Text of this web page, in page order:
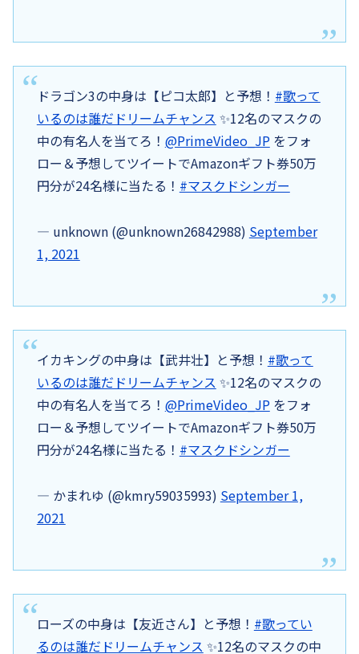
ドラゴン3の中身は【ピコ太郎】と予想！ #歌って
いるのは誰だドリームチャンス ✨12名のマスクの
中の有名人を当てろ！ @PrimeVideo_JPをフォ
ロー＆予想してツイートでAmazonギフト券50万
円分が24名様に当たる！ #マスクドシンガー
— unknown (@unknown26842988) September
1, 2021
イカキングの中身は【武井壮】と予想！ #歌って
いるのは誰だドリームチャンス ✨12名のマスクの
中の有名人を当てろ！ @PrimeVideo_JPをフォ
ロー＆予想してツイートでAmazonギフト券50万
円分が24名様に当たる！ #マスクドシンガー
— かまれゆ (@kmry59035993) September 1,
2021
ローズの中身は【友近さん】と予想！ #歌ってい
るのは誰だドリームチャンス ✨12名のマスクの中